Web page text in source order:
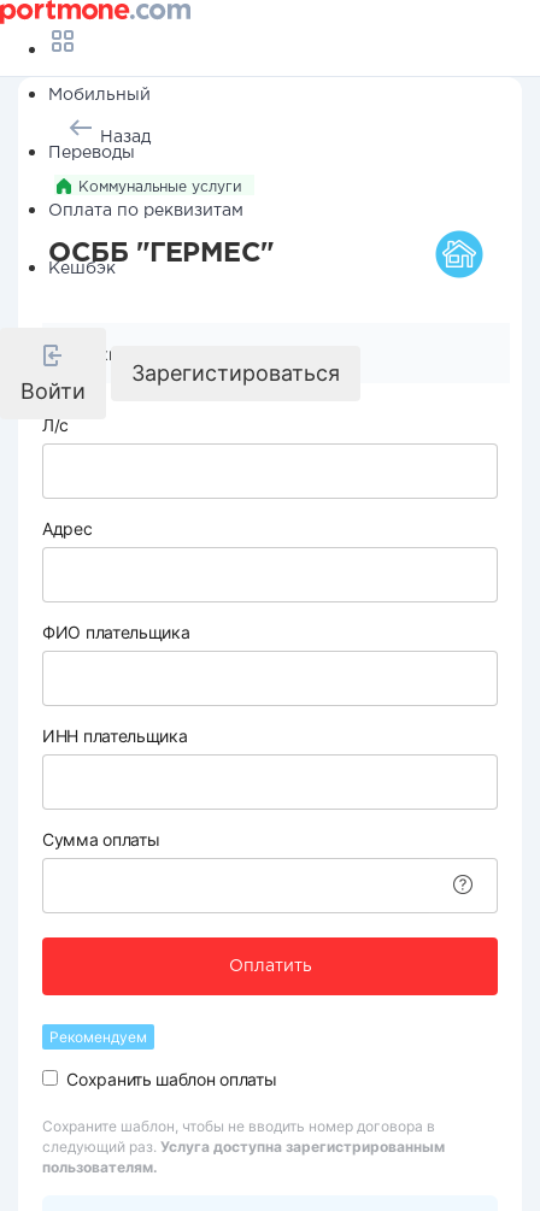
Мобильный
Переводы
Оплата по реквизитам
Кешбэк
Войти
Зарегистироваться
Назад
Коммунальные услуги
ОСББ "ГЕРМЕС"
Реквизиты компании
Л/с
Адрес
ФИО плательщика
ИНН плательщика
Сумма оплаты
Оплатить
Рекомендуем
Сохранить шаблон оплаты
Сохраните шаблон, чтобы не вводить номер договора в
следующий раз. Услуга доступна зарегистрированным
пользователям.